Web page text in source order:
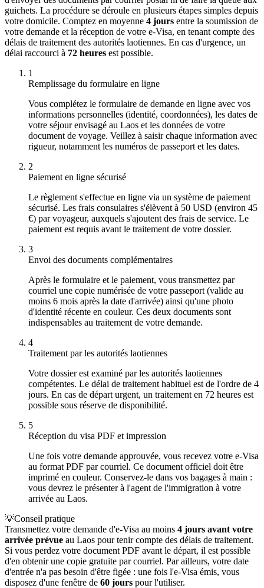
guichets. La procédure se déroule en plusieurs étapes simples depuis
votre domicile. Comptez en moyenne 4 jours entre la soumission de
votre demande et la réception de votre e-Visa, en tenant compte des
délais de traitement des autorités laotiennes. En cas d'urgence, un
délai raccourci à 72 heures est possible.
1
Remplissage du formulaire en ligne
Vous complétez le formulaire de demande en ligne avec vos
informations personnelles (identité, coordonnées), les dates de
votre séjour envisagé au Laos et les données de votre
document de voyage. Veillez à saisir chaque information avec
rigueur, notamment les numéros de passeport et les dates.
2
Paiement en ligne sécurisé
Le règlement s'effectue en ligne via un système de paiement
sécurisé. Les frais consulaires s'élèvent à 50 USD (environ 45
€) par voyageur, auxquels s'ajoutent des frais de service. Le
paiement est requis avant le traitement de votre dossier.
3
Envoi des documents complémentaires
Après le formulaire et le paiement, vous transmettez par
courriel une copie numérisée de votre passeport (valide au
moins 6 mois après la date d'arrivée) ainsi qu'une photo
d'identité récente en couleur. Ces deux documents sont
indispensables au traitement de votre demande.
4
Traitement par les autorités laotiennes
Votre dossier est examiné par les autorités laotiennes
compétentes. Le délai de traitement habituel est de l'ordre de 4
jours. En cas de départ urgent, un traitement en 72 heures est
possible sous réserve de disponibilité.
5
Réception du visa PDF et impression
Une fois votre demande approuvée, vous recevez votre e-Visa
au format PDF par courriel. Ce document officiel doit être
imprimé en couleur. Conservez-le dans vos bagages à main :
vous devrez le présenter à l'agent de l'immigration à votre
arrivée au Laos.
💡Conseil pratique
Transmettez votre demande d'e-Visa au moins 4 jours avant votre
arrivée prévue au Laos pour tenir compte des délais de traitement.
Si vous perdez votre document PDF avant le départ, il est possible
d'en obtenir une copie gratuite par courriel. Par ailleurs, votre date
d'entrée n'a pas besoin d'être figée : une fois l'e-Visa émis, vous
disposez d'une fenêtre de 60 jours pour l'utiliser.